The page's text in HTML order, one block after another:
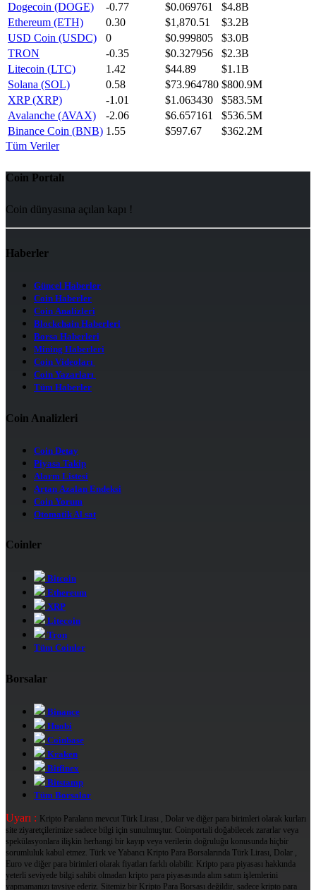
Dogecoin (DOGE)
-0.77 $0.069761
$4.8B
Ethereum (ETH)
0.30 $1,870.51
$3.2B
USD Coin (USDC)
0 $0.999805
$3.0B
TRON
-0.35 $0.327956
$2.3B
Litecoin (LTC)
1.42 $44.89
$1.1B
Solana (SOL)
0.58 $73.964780 $800.9M
XRP (XRP)
-1.01 $1.063430
$583.5M
Avalanche (AVAX)
-2.06 $6.657161
$536.5M
Binance Coin (BNB) 1.55 $597.67
$362.2M
Tüm Veriler
Coin Portalı
Coin dünyasına açılan kapı !
Haberler
Güncel Haberler
Coin Haberler
Coin Analizleri
Blockchain Haberleri
Borsa Haberleri
Mining Haberleri
Coin Videoları
Coin Yazarları
Tüm Haberler
Coin Analizleri
Coin Detay
Piyasa Takip
Alarm Listesi
Artan Azalan Endeksi
Coin Yorum
Otomatik Al sat
Coinler
Bitcoin
Ethereum
XRP
Litecoin
Tron
Tüm Coinler
Borsalar
Binance
Huobi
Coinbase
Kraken
Bitfinex
Bitstamp
Tüm Borsalar
Uyarı : Kripto Paraların mevcut Türk Lirası , Dolar ve diğer para birimleri olarak kurları
site ziyaretçilerimize sadece bilgi için sunulmuştur. Coinportali doğabilecek zararlar veya
spekülasyonlara ilişkin herhangi bir kayıp veya verilerin doğruluğu konusunda hiçbir
sorumluluk kabul etmez. Türk ve Yabancı Kripto Para Borsalarında Türk Lirası, Dolar ,
Euro ve diğer para birimleri olarak fiyatları farklı olabilir. Kripto para piyasası hakkında
yeterli seviyede bilgi sahibi olmadan kripto para piyasasında alım satım işlemlerini
yapmamanızı tavsiye ederiz. Sitemiz bir Kripto Para Borsası değildir, sadece kripto para